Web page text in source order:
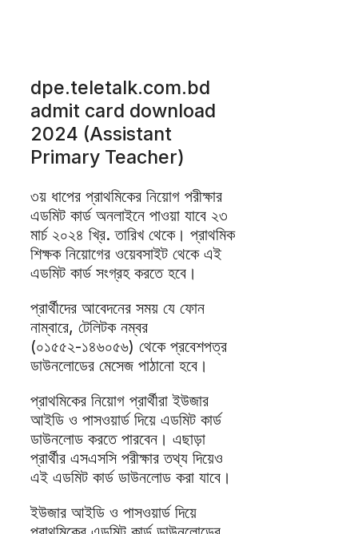
dpe.teletalk.com.bd
admit card download
2024 (Assistant
Primary Teacher)
৩য় ধাপের প্রাথমিকের নিয়োগ পরীক্ষার
এডমিট কার্ড অনলাইনে পাওয়া যাবে ২৩
মার্চ ২০২৪ খ্রি. তারিখ থেকে। প্রাথমিক
শিক্ষক নিয়োগের ওয়েবসাইট থেকে এই
এডমিট কার্ড সংগ্রহ করতে হবে।
প্রার্থীদের আবেদনের সময় যে ফোন
নাম্বারে, টেলিটক নম্বর
(০১৫৫২-১৪৬০৫৬) থেকে প্রবেশপত্র
ডাউনলোডের মেসেজ পাঠানো হবে।
প্রাথমিকের নিয়োগ প্রার্থীরা ইউজার
আইডি ও পাসওয়ার্ড দিয়ে এডমিট কার্ড
ডাউনলোড করতে পারবেন। এছাড়া
প্রার্থীর এসএসসি পরীক্ষার তথ্য দিয়েও
এই এডমিট কার্ড ডাউনলোড করা যাবে।
ইউজার আইডি ও পাসওয়ার্ড দিয়ে